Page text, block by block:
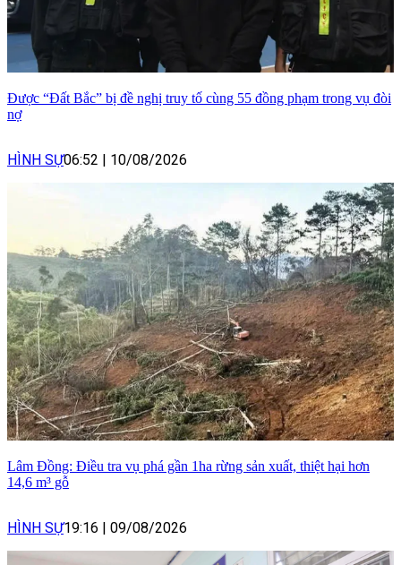
Được “Đất Bắc” bị đề nghị truy tố cùng 55 đồng phạm trong vụ đòi
nợ
HÌNH SỰ06:52 | 10/08/2026
Lâm Đồng: Điều tra vụ phá gần 1ha rừng sản xuất, thiệt hại hơn
14,6 m³ gỗ
HÌNH SỰ19:16 | 09/08/2026